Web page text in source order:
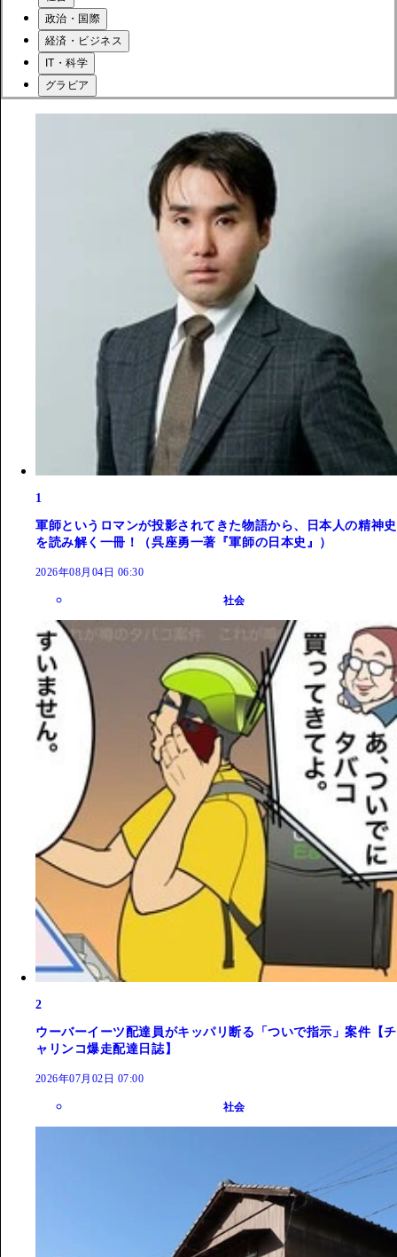
政治・国際
経済・ビジネス
IT・科学
グラビア
1
軍師というロマンが投影されてきた物語から、日本人の精神史
を読み解く一冊！（呉座勇一著『軍師の日本史』）
2026年08月04日 06:30
社会
2
ウーバーイーツ配達員がキッパリ断る「ついで指示」案件【チ
ャリンコ爆走配達日誌】
2026年07月02日 07:00
社会